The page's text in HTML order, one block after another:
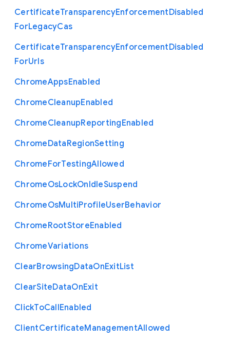
CertificateTransparencyEnforcementDisabled
ForLegacyCas
CertificateTransparencyEnforcementDisabled
ForUrls
ChromeAppsEnabled
ChromeCleanupEnabled
ChromeCleanupReportingEnabled
ChromeDataRegionSetting
ChromeForTestingAllowed
ChromeOsLockOnIdleSuspend
ChromeOsMultiProfileUserBehavior
ChromeRootStoreEnabled
ChromeVariations
ClearBrowsingDataOnExitList
ClearSiteDataOnExit
ClickToCallEnabled
ClientCertificateManagementAllowed